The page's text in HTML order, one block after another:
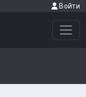
Войти